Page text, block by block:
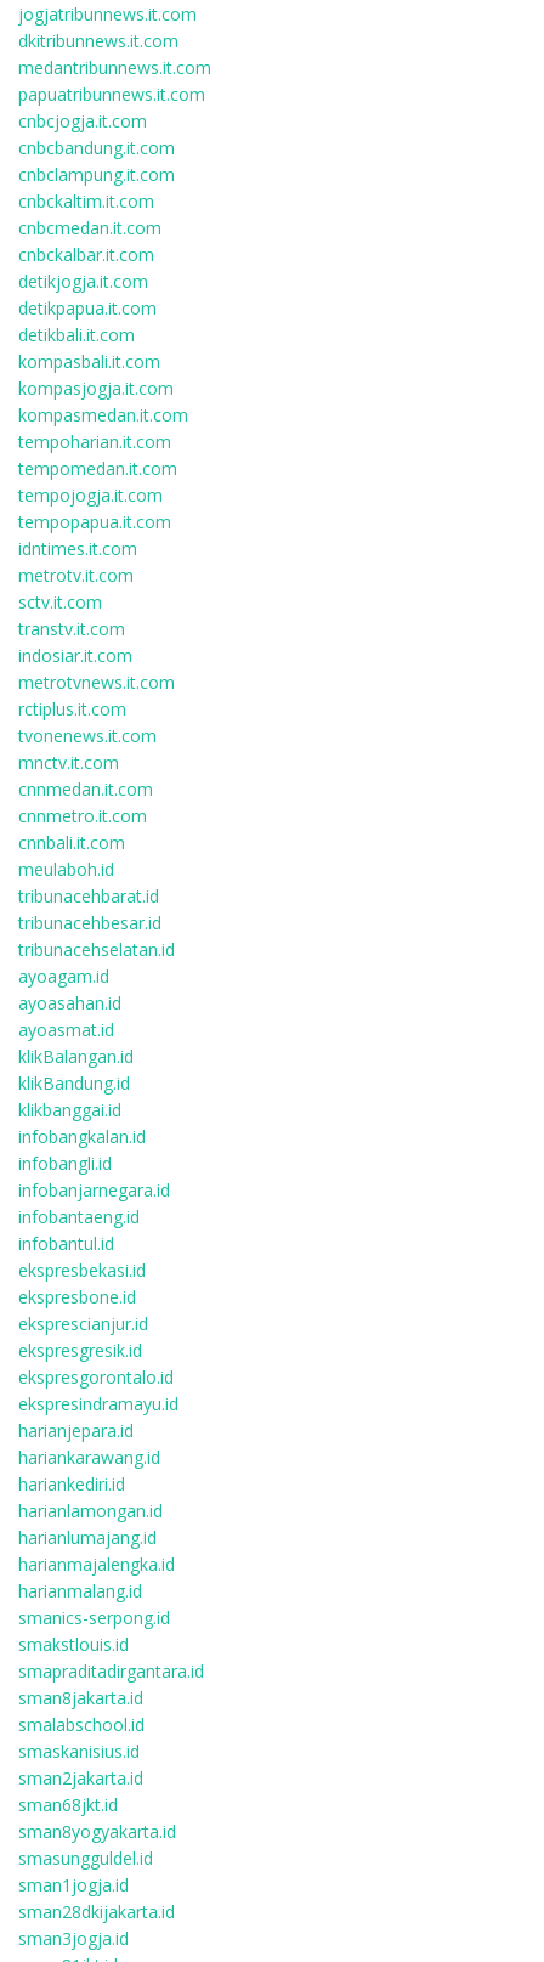
jogjatribunnews.it.com
dkitribunnews.it.com
medantribunnews.it.com
papuatribunnews.it.com
cnbcjogja.it.com
cnbcbandung.it.com
cnbclampung.it.com
cnbckaltim.it.com
cnbcmedan.it.com
cnbckalbar.it.com
detikjogja.it.com
detikpapua.it.com
detikbali.it.com
kompasbali.it.com
kompasjogja.it.com
kompasmedan.it.com
tempoharian.it.com
tempomedan.it.com
tempojogja.it.com
tempopapua.it.com
idntimes.it.com
metrotv.it.com
sctv.it.com
transtv.it.com
indosiar.it.com
metrotvnews.it.com
rctiplus.it.com
tvonenews.it.com
mnctv.it.com
cnnmedan.it.com
cnnmetro.it.com
cnnbali.it.com
meulaboh.id
tribunacehbarat.id
tribunacehbesar.id
tribunacehselatan.id
ayoagam.id
ayoasahan.id
ayoasmat.id
klikBalangan.id
klikBandung.id
klikbanggai.id
infobangkalan.id
infobangli.id
infobanjarnegara.id
infobantaeng.id
infobantul.id
ekspresbekasi.id
ekspresbone.id
eksprescianjur.id
ekspresgresik.id
ekspresgorontalo.id
ekspresindramayu.id
harianjepara.id
hariankarawang.id
hariankediri.id
harianlamongan.id
harianlumajang.id
harianmajalengka.id
harianmalang.id
smanics-serpong.id
smakstlouis.id
smapraditadirgantara.id
sman8jakarta.id
smalabschool.id
smaskanisius.id
sman2jakarta.id
sman68jkt.id
sman8yogyakarta.id
smasungguldel.id
sman1jogja.id
sman28dkijakarta.id
sman3jogja.id